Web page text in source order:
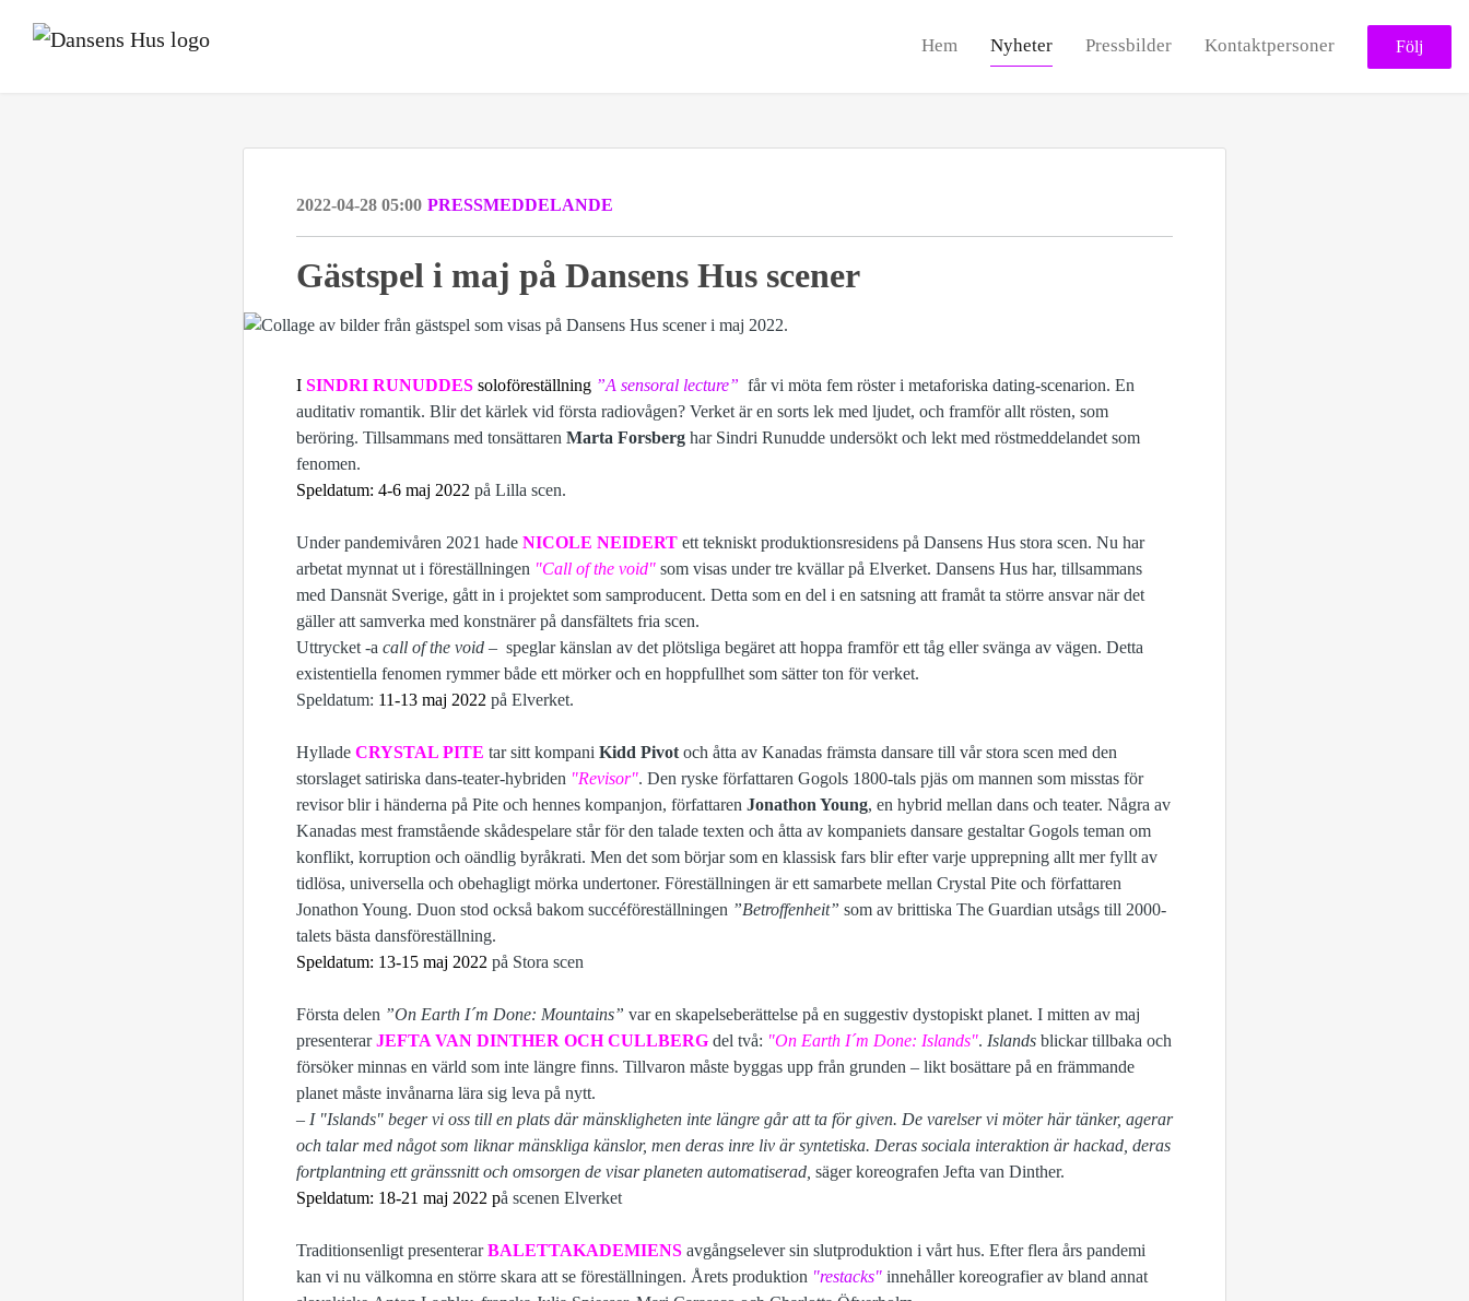
Hem Nyheter Pressbilder Kontaktpersoner Följ
2022-04-28 05:00 PRESSMEDDELANDE
Gästspel i maj på Dansens Hus scener
I SINDRI RUNUDDES soloföreställning ”A sensoral lecture” får vi möta fem röster i metaforiska dating-scenarion. En
auditativ romantik. Blir det kärlek vid första radiovågen? Verket är en sorts lek med ljudet, och framför allt rösten, som
beröring. Tillsammans med tonsättaren Marta Forsberg har Sindri Runudde undersökt och lekt med röstmeddelandet som
fenomen.
Speldatum: 4-6 maj 2022 på Lilla scen.
Under pandemivåren 2021 hade NICOLE NEIDERT ett tekniskt produktionsresidens på Dansens Hus stora scen. Nu har
arbetat mynnat ut i föreställningen "Call of the void" som visas under tre kvällar på Elverket. Dansens Hus har, tillsammans
med Dansnät Sverige, gått in i projektet som samproducent. Detta som en del i en satsning att framåt ta större ansvar när det
gäller att samverka med konstnärer på dansfältets fria scen.
Uttrycket -a call of the void – speglar känslan av det plötsliga begäret att hoppa framför ett tåg eller svänga av vägen. Detta
existentiella fenomen rymmer både ett mörker och en hoppfullhet som sätter ton för verket.
Speldatum: 11-13 maj 2022 på Elverket.
Hyllade CRYSTAL PITE tar sitt kompani Kidd Pivot och åtta av Kanadas främsta dansare till vår stora scen med den
storslaget satiriska dans-teater-hybriden "Revisor". Den ryske författaren Gogols 1800-tals pjäs om mannen som misstas för
revisor blir i händerna på Pite och hennes kompanjon, författaren Jonathon Young, en hybrid mellan dans och teater. Några av
Kanadas mest framstående skådespelare står för den talade texten och åtta av kompaniets dansare gestaltar Gogols teman om
konflikt, korruption och oändlig byråkrati. Men det som börjar som en klassisk fars blir efter varje upprepning allt mer fyllt av
tidlösa, universella och obehagligt mörka undertoner. Föreställningen är ett samarbete mellan Crystal Pite och författaren
Jonathon Young. Duon stod också bakom succéföreställningen ”Betroffenheit” som av brittiska The Guardian utsågs till 2000-
talets bästa dansföreställning.
Speldatum: 13-15 maj 2022 på Stora scen
Första delen ”On Earth I´m Done: Mountains” var en skapelseberättelse på en suggestiv dystopiskt planet. I mitten av maj
presenterarJEFTA VAN DINTHER OCH CULLBERG del två: "On Earth I´m Done: Islands". Islands blickar tillbaka och
försöker minnas en värld som inte längre finns. Tillvaron måste byggas upp från grunden – likt bosättare på en främmande
planet måste invånarna lära sig leva på nytt.
– I "Islands" beger vi oss till en plats där mänskligheten inte längre går att ta för given. De varelser vi möter här tänker, agerar
och talar med något som liknar mänskliga känslor, men deras inre liv är syntetiska. Deras sociala interaktion är hackad, deras
fortplantning ett gränssnitt och omsorgen de visar planeten automatiserad, säger koreografen Jefta van Dinther.
Speldatum: 18-21 maj 2022 på scenen Elverket
Traditionsenligt presenterarBALETTAKADEMIENS avgångselever sin slutproduktion i vårt hus. Efter flera års pandemi
kan vi nu välkomna en större skara att se föreställningen. Årets produktion "restacks" innehåller koreografier av bland annat